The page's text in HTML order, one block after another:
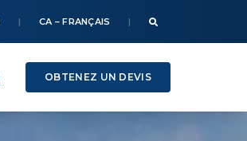
CA – FRANÇAIS
OBTENEZ UN DEVIS